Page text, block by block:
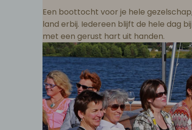
Een boottocht voor je hele
land erbij. Iedereen blijft de hele dag
met een gerust hart uit handen.